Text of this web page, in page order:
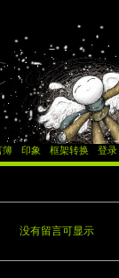
簿 印象 框架转换 登录
没有留言可显示